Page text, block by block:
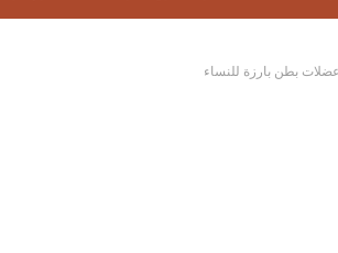
بطن بارزة للنساء